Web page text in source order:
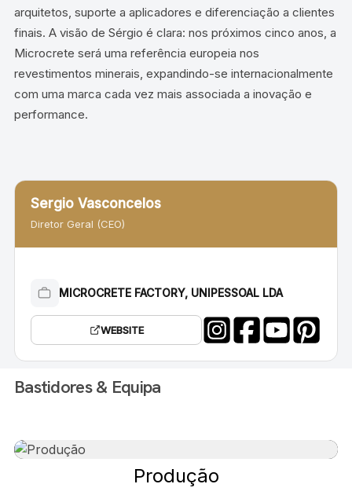
arquitetos, suporte a aplicadores e diferenciação a clientes
finais. A visão de Sérgio é clara: nos próximos cinco anos, a
Microcrete será uma referência europeia nos
revestimentos minerais, expandindo-se internacionalmente
com uma marca cada vez mais associada a inovação e
performance.
Sergio Vasconcelos
Diretor Geral (CEO)
MICROCRETE FACTORY, UNIPESSOAL LDA
WEBSITE
Bastidores & Equipa
Produção